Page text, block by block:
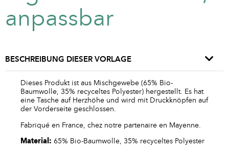
anpassbar
BESCHREIBUNG DIESER VORLAGE
Dieses Produkt ist aus Mischgewebe (65% Bio-
Baumwolle, 35% recyceltes Polyester) hergestellt. Es hat
eine Tasche auf Herzhöhe und wird mit Druckknöpfen auf
der Vorderseite geschlossen.
Fabriqué en France, chez notre partenaire en Mayenne.
Material: 65% Bio-Baumwolle, 35% recyceltes Polyester